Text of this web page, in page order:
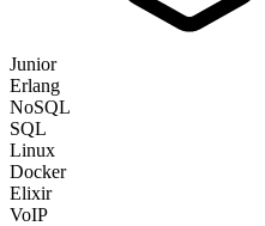
Junior
Erlang
NoSQL
SQL
Linux
Docker
Elixir
VoIP